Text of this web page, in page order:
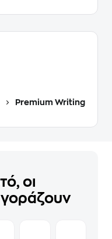
Premium Writing
οι